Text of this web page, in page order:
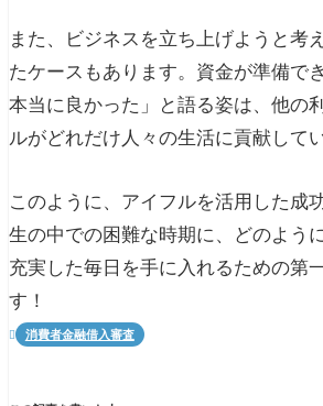
また、ビジネスを立ち上げようと考
たケースもあります。資金が準備で
本当に良かった」と語る姿は、他の
ルがどれだけ人々の生活に貢献して
このように、アイフルを活用した成
生の中での困難な時期に、どのよう
充実した毎日を手に入れるための第
す！
 消費者金融借入審査